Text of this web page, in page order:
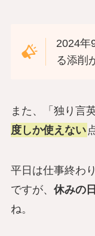
2024年
る添削
また、「独り言
度しか使えない
平日は仕事終わ
ですが、 休みの
ね。